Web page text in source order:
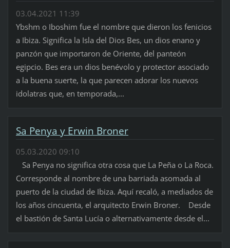
03.04.2021 11:39
Ybshm o Iboshim fue el nombre que dieron los fenicios
a Ibiza. Significa la Isla del Dios Bes, un dios enano y
panzón que importaron de Oriente, del panteón
egipcio. Bes era un dios benévolo y protector asociado
a la buena suerte, la que parecen adorar los nuevos
idolatras que, en temporada,...
Sa Penya y Erwin Broner
05.03.2020 09:10
Sa Penya no significa otra cosa que La Peña o La Roca.
Corresponde al nombre de una barriada asomada al
puerto de la ciudad de Ibiza. Aquí recaló, a mediados de
los años cincuenta, el arquitecto Erwin Broner. Desde
el bastión de Santa Lucía o alternativamente desde el...